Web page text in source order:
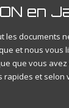
en
les documents
et nous vous
que vous
rapides et selon